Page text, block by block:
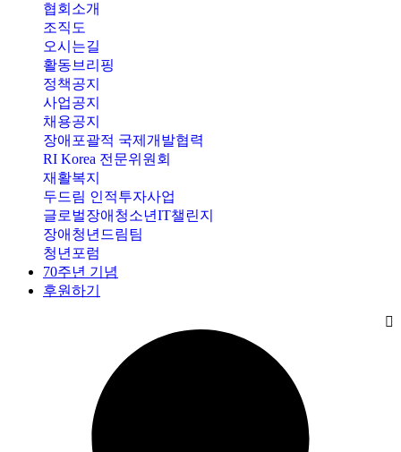
협회소개
조직도
오시는길
활동브리핑
정책공지
사업공지
채용공지
장애포괄적 국제개발협력
RI Korea 전문위원회
재활복지
두드림 인적투자사업
글로벌장애청소년IT챌린지
장애청년드림팀
청년포럼
70주년 기념
후원하기